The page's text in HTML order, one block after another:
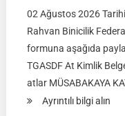
02 Ağustos 2026
Rahvan Binicilik
formuna aşağıda
TGASDF At Kimlik
atlar MÜSABAKAYA
Ayrıntılı bilgi alın: